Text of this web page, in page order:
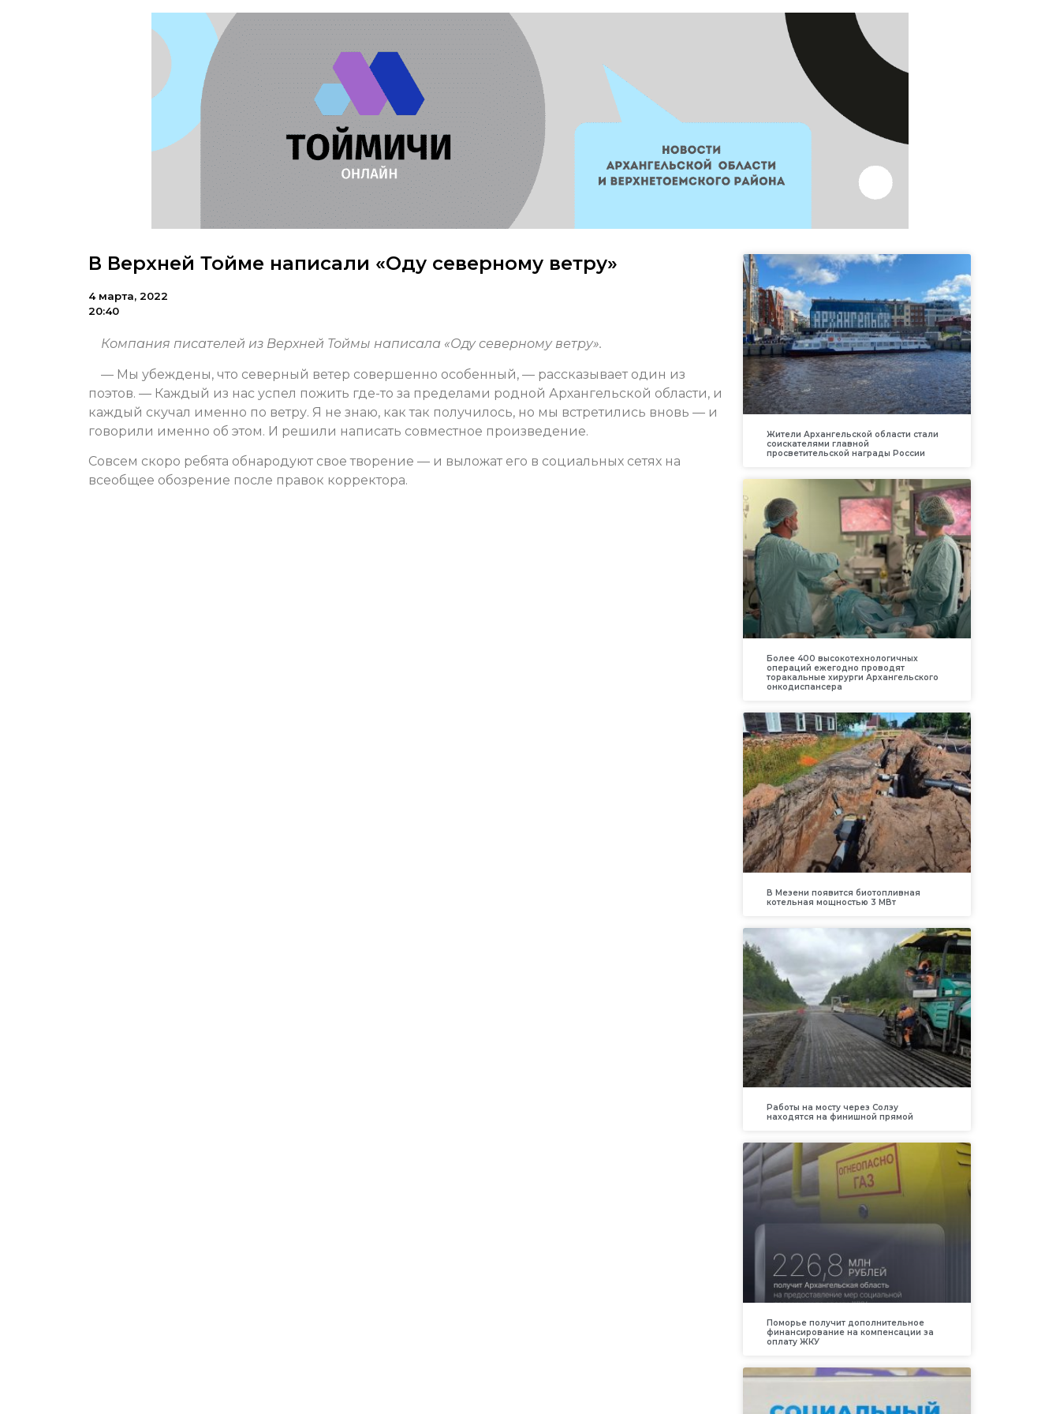
В Верхней Тойме написали «Оду северному ветру»
4 марта, 2022
20:40
Компания писателей из Верхней Тоймы написала «Оду северному ветру».
— Мы убеждены, что северный ветер совершенно особенный, — рассказывает один из
поэтов. — Каждый из нас успел пожить где-то за пределами родной Архангельской области, и
каждый скучал именно по ветру. Я не знаю, как так получилось, но мы встретились вновь — и
говорили именно об этом. И решили написать совместное произведение.
Совсем скоро ребята обнародуют свое творение — и выложат его в социальных сетях на
всеобщее обозрение после правок корректора.
Жители Архангельской области стали
соискателями главной
просветительской награды России
Более 400 высокотехнологичных
операций ежегодно проводят
торакальные хирурги Архангельского
онкодиспансера
В Мезени появится биотопливная
котельная мощностью 3 МВт
Работы на мосту через Солзу
находятся на финишной прямой
Поморье получит дополнительное
финансирование на компенсации за
оплату ЖКУ